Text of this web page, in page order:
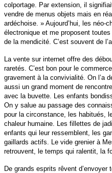
colportage. Par extension, il
vendre de menus objets mais en
ardéchoise. » Aujourd’hui, les néo-
électronique et me proposent
de la mendicité. C’est souvent de
La vente sur internet offre des
raretés. C’est bon pour le
gravement à la convivialité. On l’a
aussi un grand moment de
avec la buvette. Les enfants
On y salue au passage des
pour la circonstance, les habitués,
chaleur humaine. Les fillettes de
enfants qui leur ressemblent, les
gaillards actifs. Le vide grenier à
retrouvent, le temps qui ralentit, la
De grands esprits rêvent